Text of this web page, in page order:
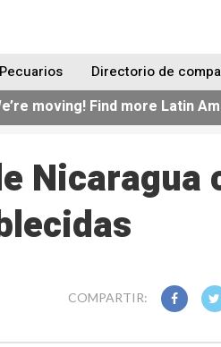
Directorio de
moving! Find more Latin
Nicaragua
COMPARTIR: